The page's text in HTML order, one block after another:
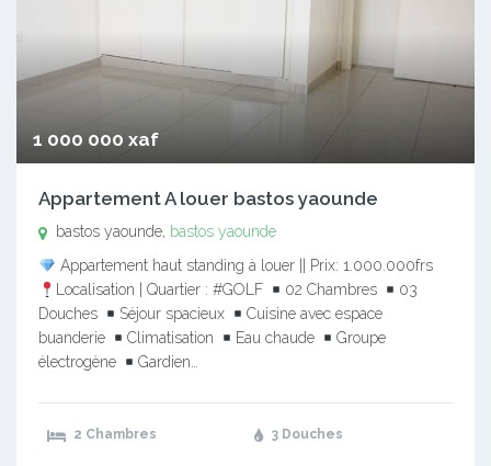
1 000 000 xaf
Appartement A louer bastos yaounde
bastos yaounde, bastos yaounde
Appartement haut standing à louer || Prix: 1.000.000frs
Localisation | Quartier : #GOLF
02 Chambres
03
Douches
Séjour spacieux
Cuisine avec espace
buanderie
Climatisation Eau chaude
Groupe
électrogène
Gardien…
2 Chambres 3 Douches